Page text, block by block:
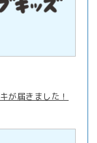
が届きました！